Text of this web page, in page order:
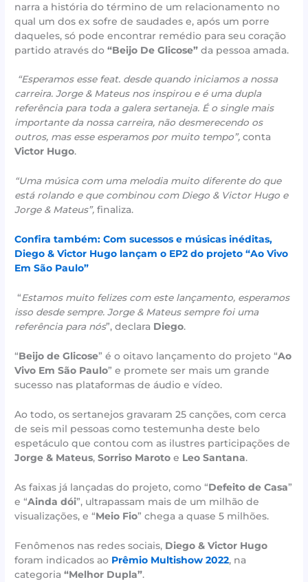
narra a história do término de um relacionamento no
qual um dos ex sofre de saudades e, após um porre
daqueles, só pode encontrar remédio para seu coração
partido através do“Beijo De Glicose” da pessoa amada.
“Esperamos esse feat. desde quando iniciamos a nossa
carreira. Jorge & Mateus nos inspirou e é uma dupla
referência para toda a galera sertaneja. É o single mais
importante da nossa carreira, não desmerecendo os
outros, mas esse esperamos por muito tempo”, conta
Victor Hugo.
“Uma música com uma melodia muito diferente do que
está rolando e que combinou com Diego & Victor Hugo e
Jorge & Mateus”,finaliza.
Confira também: Com sucessos e músicas inéditas,
Diego & Victor Hugo lançam o EP2 do projeto “Ao Vivo
Em São Paulo”
“Estamos muito felizes com este lançamento, esperamos
isso desde sempre. Jorge & Mateus sempre foi uma
referência para nós”, declara Diego.
“Beijo de Glicose” é o oitavo lançamento do projeto “Ao
Vivo Em São Paulo” e promete ser mais um grande
sucesso nas plataformas de áudio e vídeo.
Ao todo, os sertanejos gravaram 25 canções, com cerca
de seis mil pessoas como testemunha deste belo
espetáculo que contou com as ilustres participações de
Jorge & Mateus,Sorriso Maroto e Leo Santana.
As faixas já lançadas do projeto, como “Defeito de Casa”
e “Ainda dói”, ultrapassam mais de um milhão de
visualizações, e “Meio Fio” chega a quase 5 milhões.
Fenômenos nas redes sociais, Diego & Victor Hugo
foram indicados ao Prêmio Multishow 2022, na
categoria“Melhor Dupla”.